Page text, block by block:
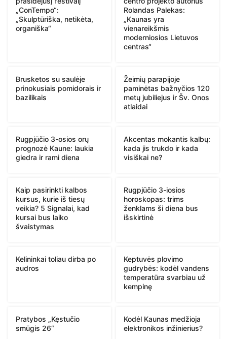
„ConTempo“:
„Skulptūriška, netikėta,
organiška“
Rolandas Palekas:
„Kaunas yra
vienareikšmis
moderniosios Lietuvos
centras“
Brusketos su saulėje
prinokusiais pomidorais ir
bazilikais
Žeimių parapijoje
paminėtas bažnyčios 120
metų jubiliejus ir Šv. Onos
atlaidai
Rugpjūčio 3-osios orų
prognozė Kaune: laukia
giedra ir rami diena
Akcentas mokantis kalbų:
kada jis trukdo ir kada
visiškai ne?
Kaip pasirinkti kalbos
kursus, kurie iš tiesų
veikia? 5 Signalai, kad
kursai bus laiko
švaistymas
Rugpjūčio 3-iosios
horoskopas: trims
ženklams ši diena bus
išskirtinė
Kelininkai toliau dirba po
audros
Keptuvės plovimo
gudrybės: kodėl vandens
temperatūra svarbiau už
kempinę
Pratybos „Kęstučio
smūgis 26“
Kodėl Kaunas medžioja
elektronikos inžinierius?